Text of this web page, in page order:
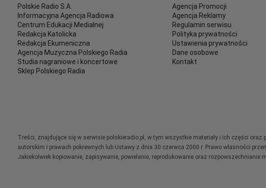
Polskie Radio S.A.
Informacyjna Agencja Radiowa
Centrum Edukacji Medialnej
Redakcja Katolicka
Redakcja Ekumeniczna
Agencja Muzyczna Polskiego Radia
Studia nagraniowe i koncertowe
Sklep Polskiego Radia
Agencja Promocji
Agencja Reklamy
Regulamin serwisu
Polityka prywatności
Ustawienia prywatności
Dane osobowe
Kontakt
Treści, znajdujące się w serwisie polskieradio.pl, w tym wszystkie materiały i ich części
autorskim i prawach pokrewnych lub Ustawy z dnia 30 czerwca 2000 r. Prawo własności
Jakiekolwiek kopiowanie, zapisywanie, powielanie, reprodukowanie oraz